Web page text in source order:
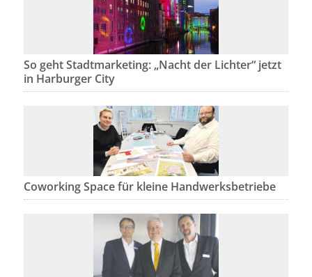
So geht Stadtmarketing: „Nacht der Lichter“ jetzt
in Harburger City
Coworking Space für kleine Handwerksbetriebe